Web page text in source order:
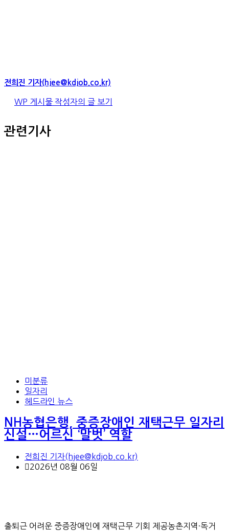
전희진 기자(hjee@kdjob.co.kr)
WP 게시물 작성자의 글 보기
관련기사
미분류
일자리
헤드라인 뉴스
NH농협은행, 중증장애인 재택근무 일자리
신설…어르신 ‘말벗’ 역할
전희진 기자(hjee@kdjob.co.kr)
2026년 08월 06일
출퇴근 어려운 중증장애인에 재택근무 기회 제공농촌지역·독거